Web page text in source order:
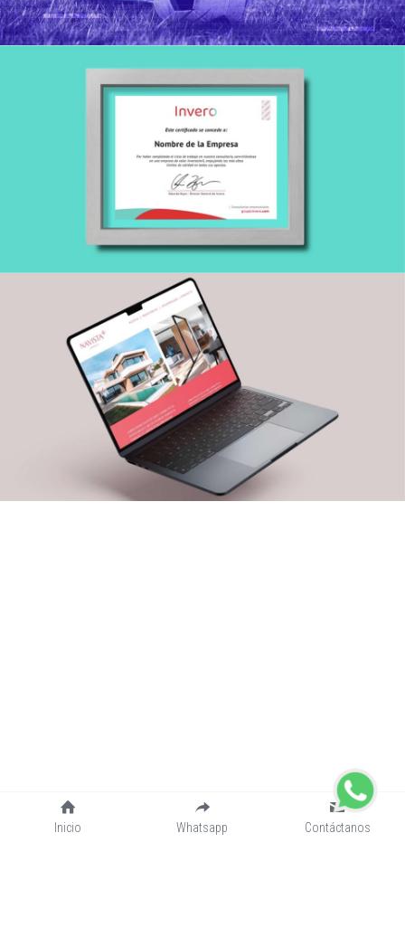
Inicio Whatsapp Contáctanos